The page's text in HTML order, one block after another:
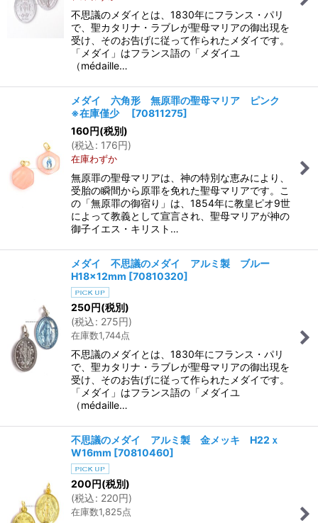
不思議のメダイとは、1830年にフランス・パリ
で、聖カタリナ・ラブレが聖母マリアの御出現を
受け、そのお告げに従って作られたメダイです。
「メダイ」はフランス語の「メダイユ
（médaille…
メダイ 六角形 無原罪の聖母マリア ピンク
※在庫僅少
[70811275]
160円(税別)
(税込: 176円)
在庫わずか
無原罪の聖母マリアは、神の特別な恵みにより、
受胎の瞬間から原罪を免れた聖母マリアです。こ
の「無原罪の御宿り」は、1854年に教皇ピオ9世
によって教義として宣言され、聖母マリアが神の
御子イエス・キリスト…
メダイ 不思議のメダイ アルミ製 ブルー
H18×12mm [70810320]
250円(税別)
(税込: 275円)
在庫数1,744点
不思議のメダイとは、1830年にフランス・パリ
で、聖カタリナ・ラブレが聖母マリアの御出現を
受け、そのお告げに従って作られたメダイです。
「メダイ」はフランス語の「メダイユ
（médaille…
不思議のメダイ アルミ製 金メッキ H22ｘ
W16mm [70810460]
200円(税別)
(税込: 220円)
在庫数1,825点